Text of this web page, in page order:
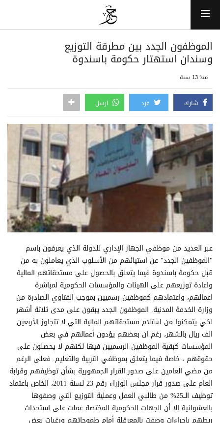
الموظفون الجدد بين مطرقة التوزيع
وسندان استهتار حكومة باسندوة
منذ 13 سنة
شارك غرد ارسل
عبر العديد من موظفي الجهاز الإداري للدولة الذي يعرفون باسم
"الموظفين الجدد" عن استيائهم من الأسلوب الذي يعاملون به من
قبل حكومة باسندوة فيما يتعلق بالحصول على مستحقاتهم المالية
واعادة توزيعهم على الهيئات والمؤسسات الحكومية لمباشرة
اعمالهم، واعتمادهم كموظفين رسميين بموجب الفتاوي الصادرة من
وزارة الخدمة المدنية. الموظفون الجدد يبقون على مدى ثلاثة أشهر
لكي يتمكنوا من استلام مستحقاتهم المالية التي لا تتجاوز الأربعين
الف ريال بالشهر، رغم ان بعضهم يؤدون أعمالهم في بعض
المؤسسات كبقية الموظفين الرسميين فيها لكنهم لا يحصلون على
حقوقهم ، خاصة فيما يتعلق بموظفي التربية والتعليم. فعلى الرغم
من مضي العامين على صدور القرار الجمهورية بشأن توظيفهم وقرابة
العام على صدور قرار مجلس الوزراء رقم 23 لسنة 2011، الخاص باعتماد
توظيف الــ25% من طالبي العمل وعملية التوزيع التي وصفوها
بالعشوائية إلا أن الجهات الحكومية المختصة عملت على استحداث
ربطهم بإجراءات وصفت بالمعرقلة أمام طموحاتهم ورغبات بعض